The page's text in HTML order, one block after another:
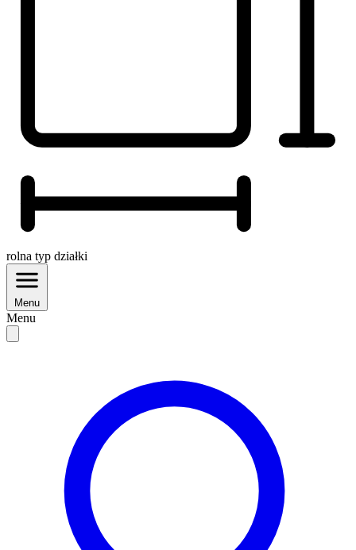
rolna typ działki
Menu
Menu